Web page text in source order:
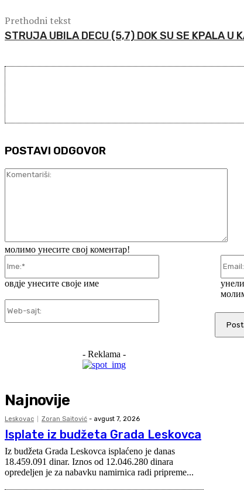
Prethodni tekst
STRUJA UBILA DECU (5,7) DOK SU SE KPALA U
POSTAVI ODGOVOR
молимо унесите свој коментар!
овдје унесите своје име
- Reklama -
Najnovije
Leskovac Zoran Saitović - avgust 7, 2026
Isplate iz budžeta Grada Leskovca
Iz budžeta Grada Leskovca isplaćeno je danas
18.459.091 dinar. Iznos od 12.046.280 dinara
opredeljen je za nabavku namirnica radi pripreme...